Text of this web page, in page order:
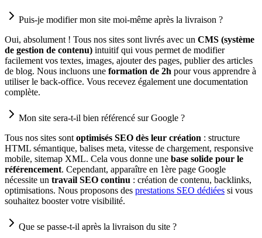
Puis-je modifier mon site moi-même après la livraison ?
Oui, absolument ! Tous nos sites sont livrés avec un CMS (système
de gestion de contenu) intuitif qui vous permet de modifier
facilement vos textes, images, ajouter des pages, publier des articles
de blog. Nous incluons une formation de 2h pour vous apprendre à
utiliser le back-office. Vous recevez également une documentation
complète.
Mon site sera-t-il bien référencé sur Google ?
Tous nos sites sont optimisés SEO dès leur création : structure
HTML sémantique, balises meta, vitesse de chargement, responsive
mobile, sitemap XML. Cela vous donne une base solide pour le
référencement. Cependant, apparaître en 1ère page Google
nécessite un travail SEO continu : création de contenu, backlinks,
optimisations. Nous proposons des prestations SEO dédiées si vous
souhaitez booster votre visibilité.
Que se passe-t-il après la livraison du site ?